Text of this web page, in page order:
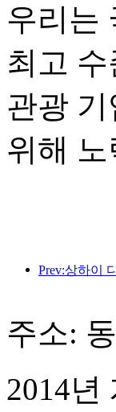
우리는
최고
관광
위해
주소:
2014년